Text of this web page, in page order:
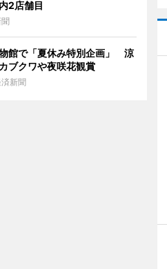
2店舗目
館で「夏休み特別企画」 涼
ブクワや夜咲花観賞
新聞